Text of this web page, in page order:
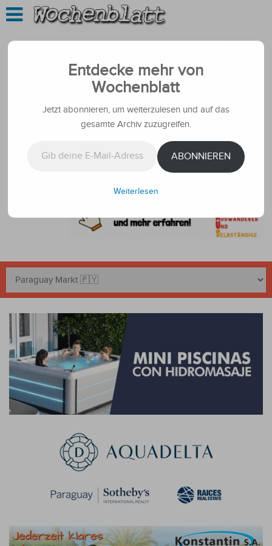
Entdecke mehr von
Wochenblatt
Jetzt abonnieren, um weiterzulesen und auf das
gesamte Archiv zuzugreifen.
ABONNIEREN
Weiterlesen